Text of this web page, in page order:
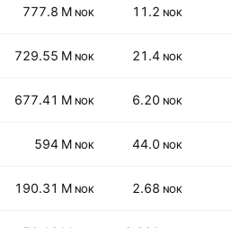
777.8 M NOK 11.2 NOK
729.55 M NOK 21.4 NOK
677.41 M NOK 6.20 NOK
594 M NOK 44.0 NOK
190.31 M NOK 2.68 NOK